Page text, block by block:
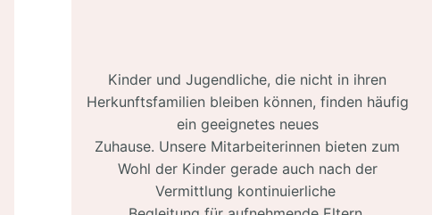
Kinder und Jugendliche, die nicht in ihren
Herkunftsfamilien bleiben können, finden häufig
ein geeignetes neues
Zuhause. Unsere Mitarbeiterinnen bieten zum
Wohl der Kinder gerade auch nach der
Vermittlung kontinuierliche